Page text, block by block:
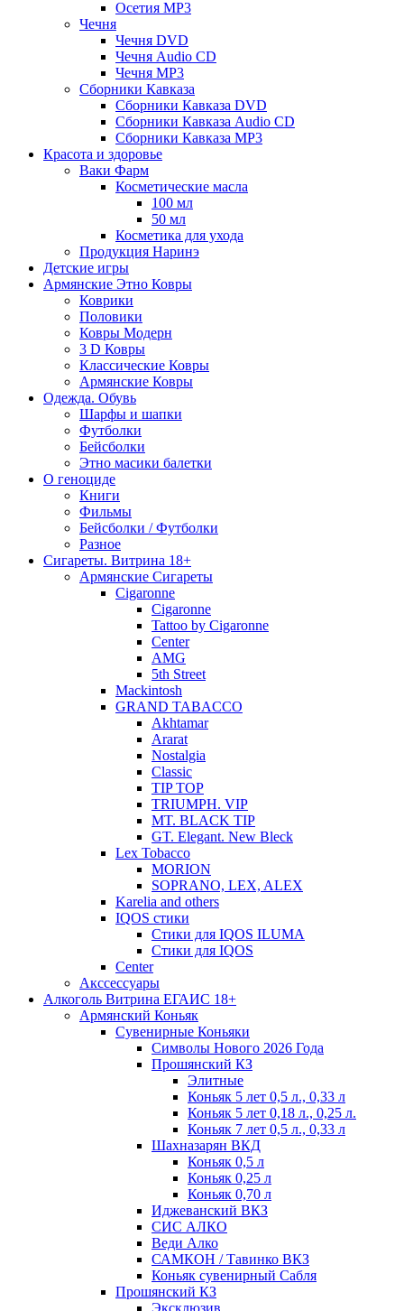
Осетия MP3
Чечня
Чечня DVD
Чечня Audio CD
Чечня MP3
Сборники Кавказа
Сборники Кавказа DVD
Сборники Кавказа Audio CD
Сборники Кавказа MP3
Красота и здоровье
Ваки Фарм
Косметические масла
100 мл
50 мл
Косметика для ухода
Продукция Наринэ
Детские игры
Армянские Этно Ковры
Коврики
Половики
Ковры Модерн
3 D Ковры
Классические Ковры
Армянские Ковры
Одежда. Обувь
Шарфы и шапки
Футболки
Бейсболки
Этно масики балетки
О геноциде
Книги
Фильмы
Бейсболки / Футболки
Разное
Сигареты. Витрина 18+
Армянские Сигареты
Cigaronne
Cigaronne
Tattoo by Cigaronne
Center
AMG
5th Street
Mackintosh
GRAND TABACCO
Akhtamar
Ararat
Nostalgia
Classic
TIP TOP
TRIUMPH. VIP
MT. BLACK TIP
GT. Elegant. New Bleck
Lex Tobacco
MORION
SOPRANO, LEX, ALEX
Karelia and others
IQOS стики
Стики для IQOS ILUMA
Стики для IQOS
Сenter
Акссессуары
Алкоголь Витрина ЕГАИС 18+
Армянский Коньяк
Сувенирные Коньяки
Символы Нового 2026 Года
Прошянский КЗ
Элитные
Коньяк 5 лет 0,5 л., 0,33 л
Коньяк 5 лет 0,18 л., 0,25 л.
Коньяк 7 лет 0,5 л., 0,33 л
Шахназарян ВКД
Коньяк 0,5 л
Коньяк 0,25 л
Коньяк 0,70 л
Иджеванский ВКЗ
СИС АЛКО
Веди Алко
САМКОН / Тавинко ВКЗ
Коньяк сувенирный Сабля
Прошянский КЗ
Эксклюзив